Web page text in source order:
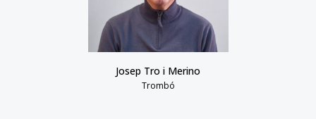
Josep Tro i Merino
Trombó